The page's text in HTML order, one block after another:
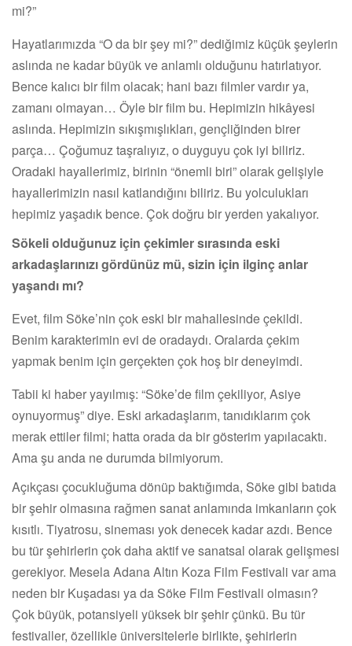
mi?”
Hayatlarımızda “O da bir şey mi?” dediğimiz küçük şeylerin
aslında ne kadar büyük ve anlamlı olduğunu hatırlatıyor.
Bence kalıcı bir film olacak; hani bazı filmler vardır ya,
zamanı olmayan… Öyle bir film bu. Hepimizin hikâyesi
aslında. Hepimizin sıkışmışlıkları, gençliğinden birer
parça… Çoğumuz taşralıyız, o duyguyu çok iyi biliriz.
Oradaki hayallerimiz, birinin “önemli biri” olarak gelişiyle
hayallerimizin nasıl katlandığını biliriz. Bu yolculukları
hepimiz yaşadık bence. Çok doğru bir yerden yakalıyor.
Sökeli olduğunuz için çekimler sırasında eski
arkadaşlarınızı gördünüz mü, sizin için ilginç anlar
yaşandı mı?
Evet, film Söke’nin çok eski bir mahallesinde çekildi.
Benim karakterimin evi de oradaydı. Oralarda çekim
yapmak benim için gerçekten çok hoş bir deneyimdi.
Tabii ki haber yayılmış: “Söke’de film çekiliyor, Asiye
oynuyormuş” diye. Eski arkadaşlarım, tanıdıklarım çok
merak ettiler filmi; hatta orada da bir gösterim yapılacaktı.
Ama şu anda ne durumda bilmiyorum.
Açıkçası çocukluğuma dönüp baktığımda, Söke gibi batıda
bir şehir olmasına rağmen sanat anlamında imkanların çok
kısıtlı. Tiyatrosu, sineması yok denecek kadar azdı. Bence
bu tür şehirlerin çok daha aktif ve sanatsal olarak gelişmesi
gerekiyor. Mesela Adana Altın Koza Film Festivali var ama
neden bir Kuşadası ya da Söke Film Festivali olmasın?
Çok büyük, potansiyeli yüksek bir şehir çünkü. Bu tür
festivaller, özellikle üniversitelerle birlikte, şehirlerin